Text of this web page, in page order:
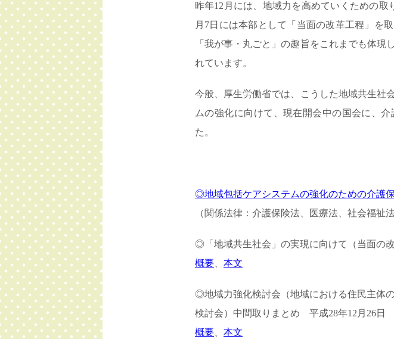
昨年12月には、地域力を高めていくための
月7日には本部として「当面の改革工程」を
「我が事・丸ごと」の趣旨をこれまでも体
れています。
今般、厚生労働省では、こうした地域共生社
ムの強化に向けて、現在開会中の国会に、
た。
◎地域包括ケアシステムの強化のための介護
（関係法律：介護保険法、医療法、社会福祉
◎「地域共生社会」の実現に向けて（当面の
概要
本文
◎地域力強化検討会（地域における住民主体
検討会）中間取りまとめ 平成28年12月26日
概要
本文